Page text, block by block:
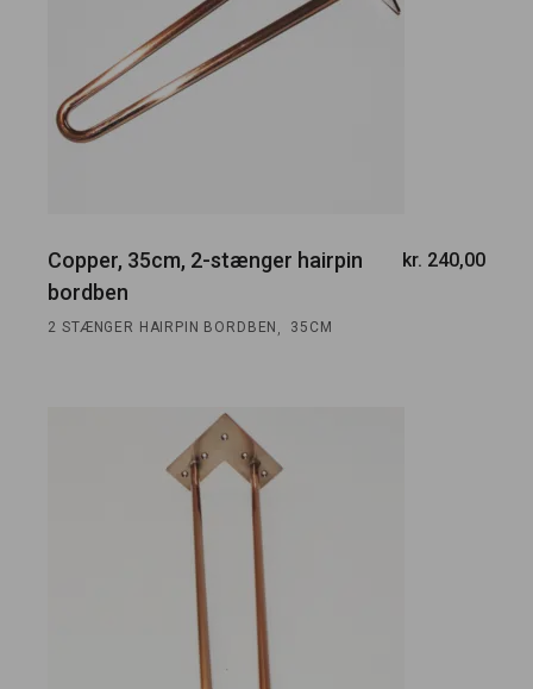
Copper, 35cm, 2-stænger hairpin
bordben
kr. 240,00
2 STÆNGER HAIRPIN BORDBEN , 35CM